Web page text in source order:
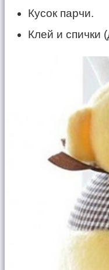
Кусок парчи.
Клей и спички